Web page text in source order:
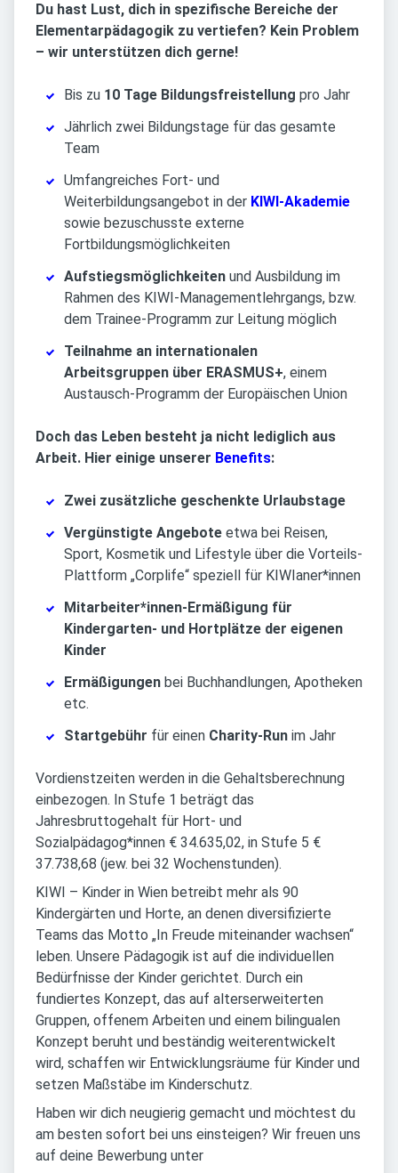
Du hast Lust, dich in spezifische Bereiche der
Elementarpädagogik zu vertiefen? Kein Problem
– wir unterstützen dich gerne!
Bis zu 10 Tage Bildungsfreistellung pro Jahr
Jährlich zwei Bildungstage für das gesamte
Team
Umfangreiches Fort- und
Weiterbildungsangebot in der KIWI-Akademie
sowie bezuschusste externe
Fortbildungsmöglichkeiten
Aufstiegsmöglichkeiten und Ausbildung im
Rahmen des KIWI-Managementlehrgangs, bzw.
dem Trainee-Programm zur Leitung möglich
Teilnahme an internationalen
Arbeitsgruppen über ERASMUS+, einem
Austausch-Programm der Europäischen Union
Doch das Leben besteht ja nicht lediglich aus
Arbeit. Hier einige unserer Benefits:
Zwei zusätzliche geschenkte Urlaubstage
Vergünstigte Angebote etwa bei Reisen,
Sport, Kosmetik und Lifestyle über die Vorteils-
Plattform „Corplife“ speziell für KIWIaner*innen
Mitarbeiter*innen-Ermäßigung für
Kindergarten- und Hortplätze der eigenen
Kinder
Ermäßigungen bei Buchhandlungen, Apotheken
etc.
Startgebühr für einen Charity-Run im Jahr
Vordienstzeiten werden in die Gehaltsberechnung
einbezogen. In Stufe 1 beträgt das
Jahresbruttogehalt für Hort- und
Sozialpädagog*innen € 34.635,02, in Stufe 5 €
37.738,68 (jew. bei 32 Wochenstunden).
KIWI – Kinder in Wien betreibt mehr als 90
Kindergärten und Horte, an denen diversifizierte
Teams das Motto „In Freude miteinander wachsen“
leben. Unsere Pädagogik ist auf die individuellen
Bedürfnisse der Kinder gerichtet. Durch ein
fundiertes Konzept, das auf alterserweiterten
Gruppen, offenem Arbeiten und einem bilingualen
Konzept beruht und beständig weiterentwickelt
wird, schaffen wir Entwicklungsräume für Kinder und
setzen Maßstäbe im Kinderschutz.
Haben wir dich neugierig gemacht und möchtest du
am besten sofort bei uns einsteigen? Wir freuen uns
auf deine Bewerbung unter